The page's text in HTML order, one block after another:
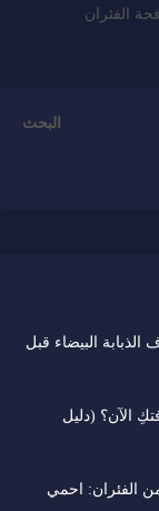
الفئران
البحث
البيضاء قبل
الآن؟ (دليل
الفئران: احمي